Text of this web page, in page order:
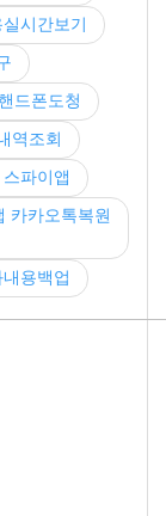
시간보기
드폰도청
역조회
파이앱
카카오톡복원
용백업